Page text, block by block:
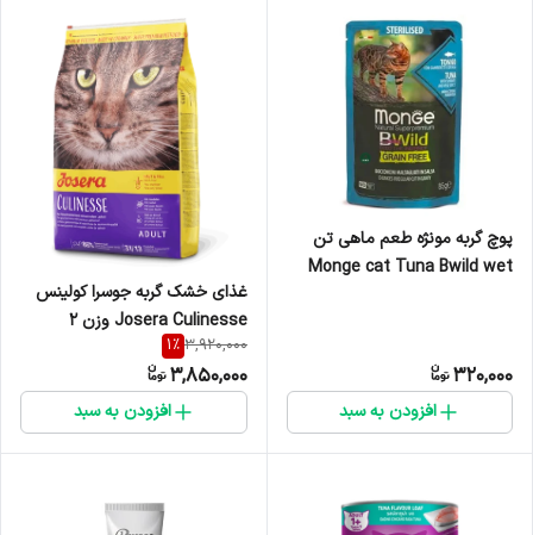
پوچ گربه مونژه طعم ماهی تن
Monge cat Tuna Bwild wet
320,000
افزودن به سبد
غذای خشک گربه جوسرا کولینس
Josera Culinesse وزن 2
کیلوگرم
3,920,000
1%
3,850,000
افزودن به سبد